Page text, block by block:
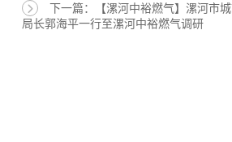
下一篇：【漯河中裕燃气】漯河市城
局长郭海平一行至漯河中裕燃气调研